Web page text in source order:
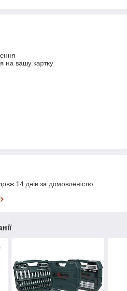
на вашу картку
14 днів за домовленістю